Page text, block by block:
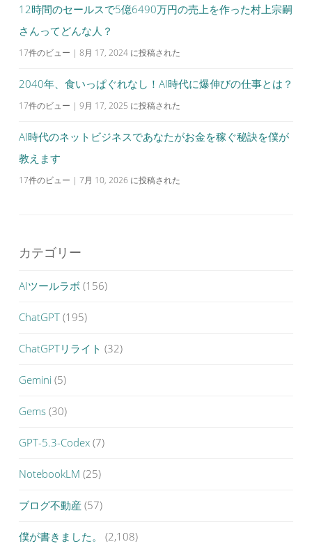
12時間のセールスで5億6490万円の売上を作った村上宗嗣
さんってどんな人？
17件のビュー | 8月 17, 2024 に投稿された
2040年、食いっぱぐれなし！AI時代に爆伸びの仕事とは？
17件のビュー | 9月 17, 2025 に投稿された
AI時代のネットビジネスであなたがお金を稼ぐ秘訣を僕が
教えます
17件のビュー | 7月 10, 2026 に投稿された
カテゴリー
AIツールラボ (156)
ChatGPT (195)
ChatGPTリライト (32)
Gemini (5)
Gems (30)
GPT-5.3-Codex (7)
NotebookLM (25)
ブログ不動産 (57)
僕が書きました。 (2,108)